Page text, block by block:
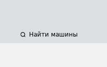
Найти машины